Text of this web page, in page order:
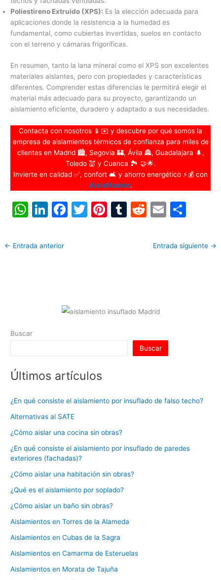
Poliestireno Extruido (XPS): Es la elección adecuada para
aplicaciones donde la resistencia a la humedad es
fundamental, como cubiertas invertidas, suelos en contacto
con el terreno y cámaras frigoríficas.
En resumen, tanto la lana mineral como el XPS son excelentes
materiales aislantes, pero con propiedades y características
diferentes. Comprender estas diferencias le permitirá elegir el
material más adecuado para su proyecto, garantizando un
aislamiento eficiente, duradero y adaptado a sus necesidades.
Contacta con nosotros 📱✉️ y descubre por qué somos la
empresa de aislamientos térmicos de confianza para miles de
clientes en Madrid 🏙️, Segovia 🏰, Ávila 🏯, Guadalajara 🌲,
Toledo 💒 y Cuenca 🏞️ 🤝🌟.
Invierte en calidad ✅, confort 🛋️ y ahorro energético ⚡💰 con
AislaMadrid.
W
at
Li
k
F
o
k
T
Pi T
R
d
E
ai m
← Entrada anterior Entrada siguiente →
Buscar
Buscar
Últimos artículos
¿En qué consiste el aislamiento por insuflado de falso techo?
Alternativas al SATE
¿Cómo aislar una cocina sin obras?
¿En qué consiste el aislamiento por insuflado de paredes
exteriores (fachadas)?
¿Cómo aislar una habitación sin obras?
¿Qué es el aislamiento por soplado?
¿Cómo aislar un baño sin obras?
Aislamientos en Torres de la Alameda
Aislamientos en Cubas de la Sagra
Aislamientos en Camarma de Esteruelas
Aislamientos en Morata de Tajuña